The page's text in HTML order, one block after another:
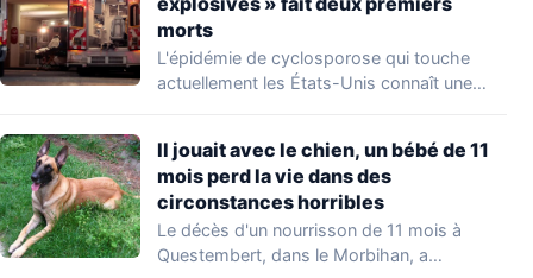
morts
L'épidémie de cyclosporose qui touche
actuellement les États-Unis connaît une
Il jouait avec le chien, un bébé de 11
mois perd la vie dans des
circonstances horribles
Le décès d'un nourrisson de 11 mois à
Questembert, dans le Morbihan, a